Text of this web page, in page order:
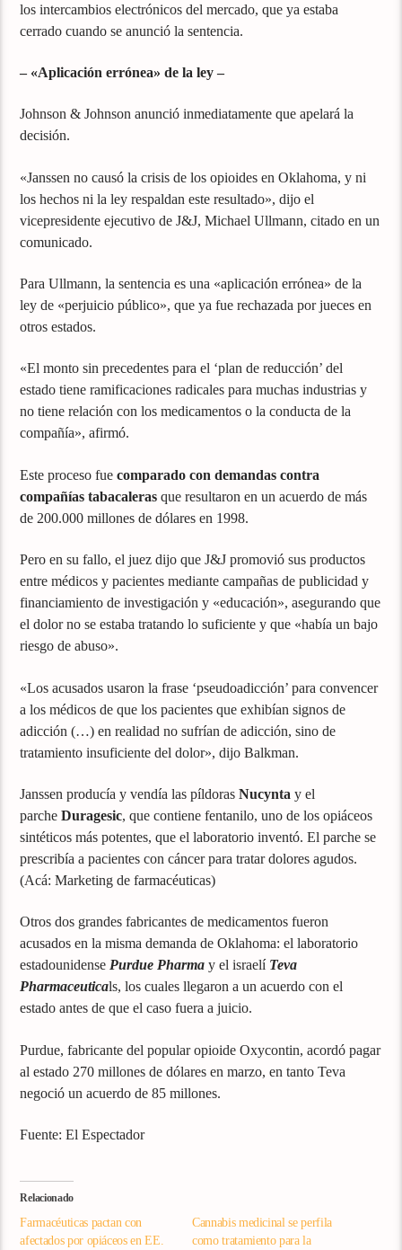
los intercambios electrónicos del mercado, que ya estaba
cerrado cuando se anunció la sentencia.
– «Aplicación errónea» de la ley –
Johnson & Johnson anunció inmediatamente que apelará la
decisión.
«Janssen no causó la crisis de los opioides en Oklahoma, y ni
los hechos ni la ley respaldan este resultado», dijo el
vicepresidente ejecutivo de J&J, Michael Ullmann, citado en un
comunicado.
Para Ullmann, la sentencia es una «aplicación errónea» de la
ley de «perjuicio público», que ya fue rechazada por jueces en
otros estados.
«El monto sin precedentes para el ‘plan de reducción’ del
estado tiene ramificaciones radicales para muchas industrias y
no tiene relación con los medicamentos o la conducta de la
compañía», afirmó.
Este proceso fue comparado con demandas contra
compañías tabacaleras que resultaron en un acuerdo de más
de 200.000 millones de dólares en 1998.
Pero en su fallo, el juez dijo que J&J promovió sus productos
entre médicos y pacientes mediante campañas de publicidad y
financiamiento de investigación y «educación», asegurando que
el dolor no se estaba tratando lo suficiente y que «había un bajo
riesgo de abuso».
«Los acusados usaron la frase ‘pseudoadicción’ para convencer
a los médicos de que los pacientes que exhibían signos de
adicción (…) en realidad no sufrían de adicción, sino de
tratamiento insuficiente del dolor», dijo Balkman.
Janssen producía y vendía las píldoras Nucyntay el
parcheDuragesic, que contiene fentanilo, uno de los opiáceos
sintéticos más potentes, que el laboratorio inventó. El parche se
prescribía a pacientes con cáncer para tratar dolores agudos.
(Acá: Marketing de farmacéuticas)
Otros dos grandes fabricantes de medicamentos fueron
acusados en la misma demanda de Oklahoma: el laboratorio
estadounidensePurdue Pharma y el israelíTeva
Pharmaceuticals, los cuales llegaron a un acuerdo con el
estado antes de que el caso fuera a juicio.
Purdue, fabricante del popular opioide Oxycontin, acordó pagar
al estado 270 millones de dólares en marzo, en tanto Teva
negoció un acuerdo de 85 millones.
Fuente: El Espectador
Relacionado
Farmacéuticas pactan con
afectados por opiáceos en EE.
Cannabis medicinal se perfila
como tratamiento para la